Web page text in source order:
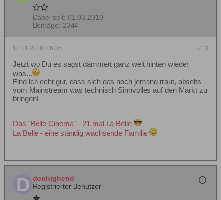
Dabei seit: 01.03.2010
Beiträge: 2344
#13
17.01.2018, 06:35
Jetzt wo Du es sagst dämmert ganz weit hinten wieder
was...
Find ich echt gut, dass sich das noch jemand traut, abseits
vom Mainstream was technisch Sinnvolles auf den Markt zu
bringen!
Das "Belle Cinema" - 21 mal La Belle
La Belle - eine ständig wachsende Familie
donhighend
Registrierter Benutzer